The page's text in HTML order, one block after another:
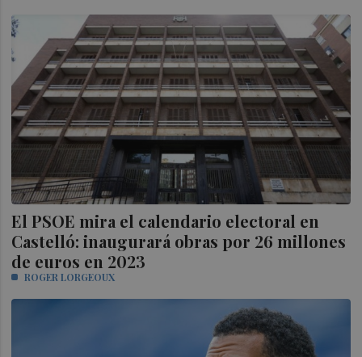
El PSOE mira el calendario electoral en
Castelló: inaugurará obras por 26 millones
de euros en 2023
ROGER LORGEOUX